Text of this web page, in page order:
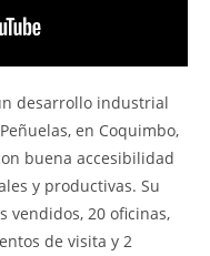
desarrollo industrial
en Coquimbo,
buena accesibilidad
y productivas. Su
vendidos, 20 oficinas,
de visita y 2